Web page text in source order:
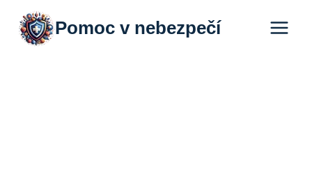
Přeskočit
obsah
Pomoc v nebezpečí